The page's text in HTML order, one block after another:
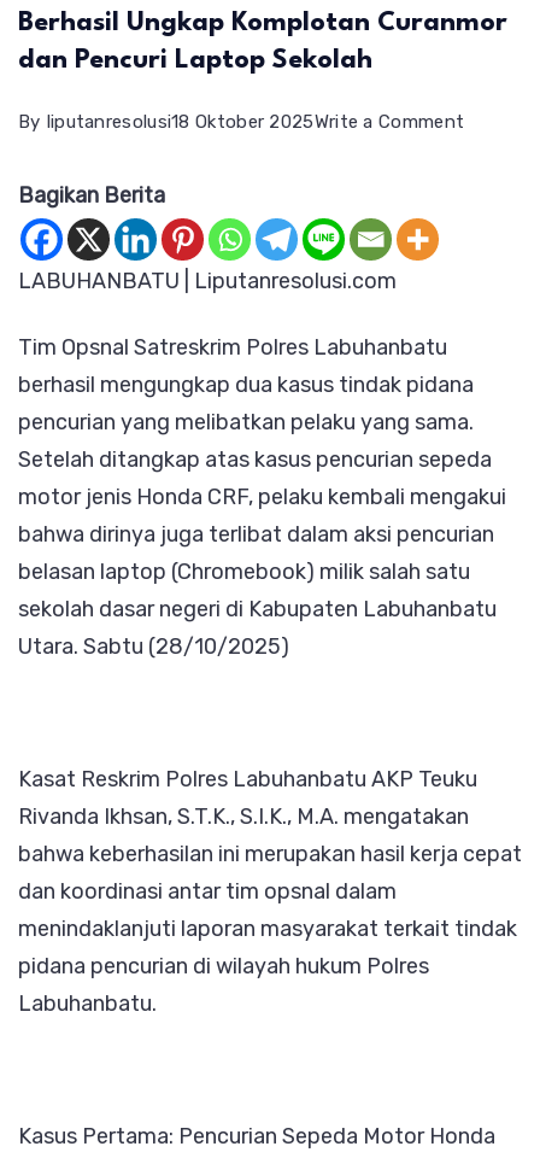
Berhasil Ungkap Komplotan Curanmor
dan Pencuri Laptop Sekolah
By liputanresolusi18 Oktober 2025Write a Comment
dan
Pencuri
Laptop
Sekolah
Bagikan Berita
LABUHANBATU | Liputanresolusi.com
Tim Opsnal Satreskrim Polres Labuhanbatu
berhasil mengungkap dua kasus tindak pidana
pencurian yang melibatkan pelaku yang sama.
Setelah ditangkap atas kasus pencurian sepeda
motor jenis Honda CRF, pelaku kembali mengakui
bahwa dirinya juga terlibat dalam aksi pencurian
belasan laptop (Chromebook) milik salah satu
sekolah dasar negeri di Kabupaten Labuhanbatu
Utara. Sabtu (28/10/2025)
Kasat Reskrim Polres Labuhanbatu AKP Teuku
Rivanda Ikhsan, S.T.K., S.I.K., M.A. mengatakan
bahwa keberhasilan ini merupakan hasil kerja cepat
dan koordinasi antar tim opsnal dalam
menindaklanjuti laporan masyarakat terkait tindak
pidana pencurian di wilayah hukum Polres
Labuhanbatu.
Kasus Pertama: Pencurian Sepeda Motor Honda